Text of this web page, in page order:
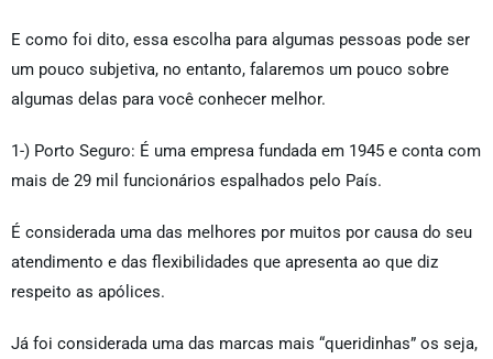
E como foi dito, essa escolha para algumas pessoas pode ser
um pouco subjetiva, no entanto, falaremos um pouco sobre
algumas delas para você conhecer melhor.
1-) Porto Seguro: É uma empresa fundada em 1945 e conta com
mais de 29 mil funcionários espalhados pelo País.
É considerada uma das melhores por muitos por causa do seu
atendimento e das flexibilidades que apresenta ao que diz
respeito as apólices.
Já foi considerada uma das marcas mais “queridinhas” os seja,